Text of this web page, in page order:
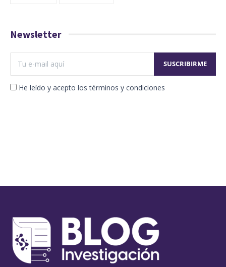
Newsletter
He leído y acepto los términos y condiciones